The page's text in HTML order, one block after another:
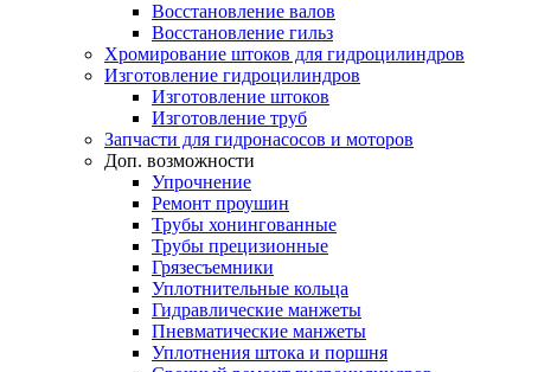
Восстановление валов
Восстановление гильз
Хромирование штоков для гидроцилиндров
Изготовление гидроцилиндров
Изготовление штоков
Изготовление труб
Запчасти для гидронасосов и моторов
Доп. возможности
Упрочнение
Ремонт проушин
Трубы хонингованные
Трубы прецизионные
Грязесъемники
Уплотнительные кольца
Гидравлические манжеты
Пневматические манжеты
Уплотнения штока и поршня